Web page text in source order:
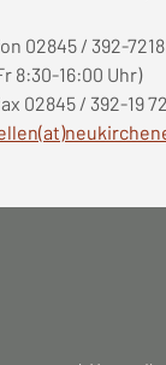
02845 / 392-7218
8:30-16:00 Uhr)
02845 / 392-19